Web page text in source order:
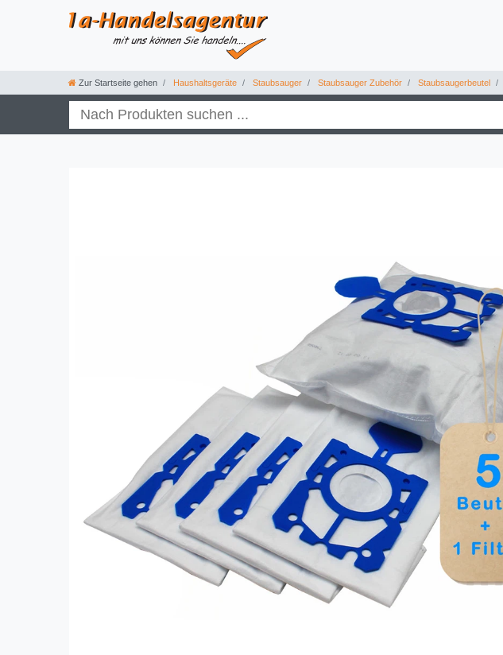
Zur Startseite gehen Haushaltsgeräte Staubsauger Staubsauger Zubehör Staubsaugerbeutel